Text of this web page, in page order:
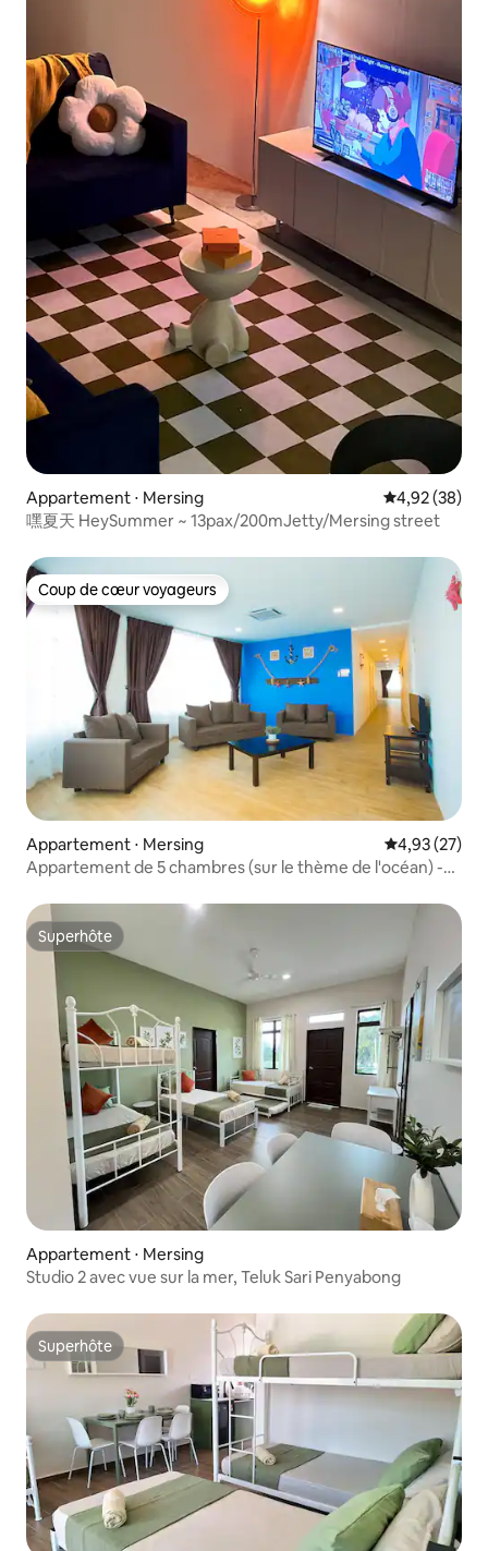
Appartement ⋅ Mersing Évaluation
4,92 (38)
嘿夏天 HeySummer ~ 13pax/200mJetty/Mersing street
Coup de cœur voyageurs
Coup de cœur voyageurs
Appartement ⋅ Mersing Évaluation
4,93 (27)
Appartement de 5 chambres (sur le thème de l'océan) -
Superhôte
Superhôte
Appartement ⋅ Mersing
Studio 2 avec vue sur la mer, Teluk Sari Penyabong
Superhôte
Superhôte